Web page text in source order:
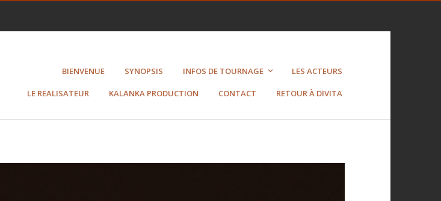
BIENVENUE SYNOPSIS INFOS DE TOURNAGE LES ACTEURS
LE REALISATEUR KALANKA PRODUCTION CONTACT RETOUR À DIVITA